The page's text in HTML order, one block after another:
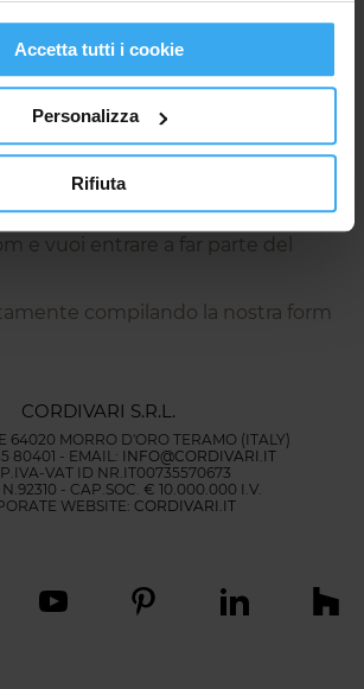
Accetta tutti i cookie
Personalizza
Rifiuta
Design
e vuoi entrare a far parte del
compilando la nostra form
CORDIVARI S.R.L.
64020 MORRO D'ORO TERAMO (ITALY)
80401 - EMAIL: INFO@CORDIVARI.IT
VAT ID NR.IT00735570673
N.92310 - CAP.SOC. € 10.000.000 I.V.
WEBSITE: CORDIVARI.IT